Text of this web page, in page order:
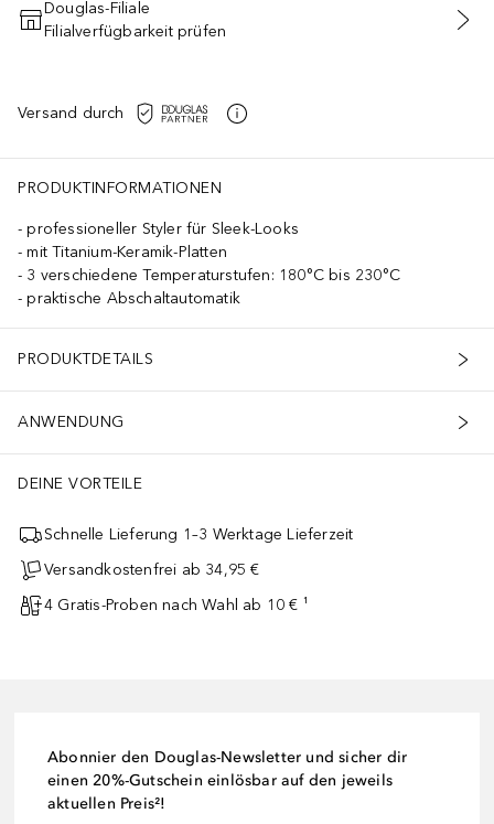
IN DEN WARENKORB
Douglas-Filiale
Filialverfügbarkeit prüfen
Versand durch
PRODUKTINFORMATIONEN
professioneller Styler für Sleek-Looks
mit Titanium-Keramik-Platten
3 verschiedene Temperaturstufen: 180°C bis 230°C
praktische Abschaltautomatik
PRODUKTDETAILS
ANWENDUNG
DEINE VORTEILE
Schnelle Lieferung 1–3 Werktage Lieferzeit
Versandkostenfrei ab 34,95 €
4 Gratis-Proben nach Wahl ab 10 € ¹
Abonnier den Douglas-Newsletter und sicher dir
einen 20%-Gutschein einlösbar auf den jeweils
aktuellen Preis²!